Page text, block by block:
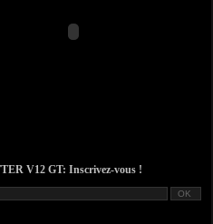
V12 GT: Inscrivez-vous !